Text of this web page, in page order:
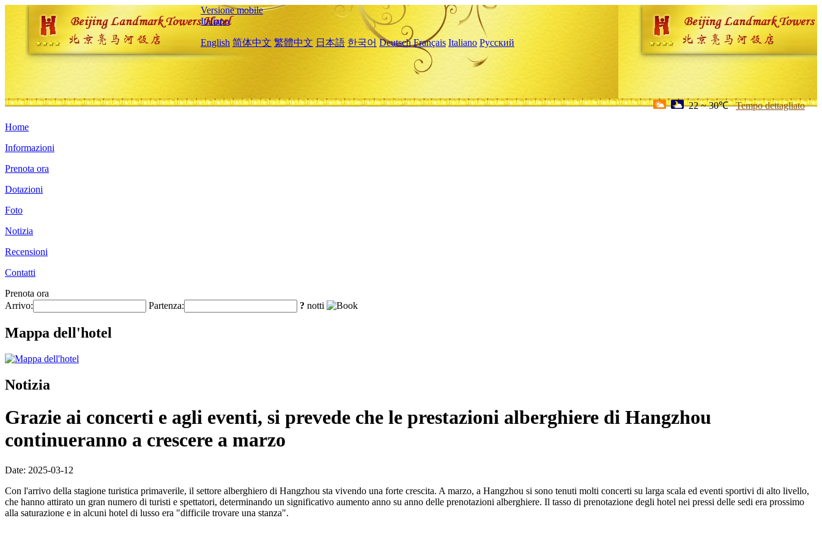
Versione mobile
Italiano
English 简体中文 繁體中文 日本語 한국어 Deutsch Français Italiano Русский
22 ~ 30℃ Tempo dettagliato
Home
Informazioni
Prenota ora
Dotazioni
Foto
Notizia
Recensioni
Contatti
Prenota ora
Arrivo:
Partenza: ? notti
Mappa dell'hotel
Notizia
Grazie ai concerti e agli eventi, si prevede che le prestazioni alberghiere di Hangzhou
continueranno a crescere a marzo
Date: 2025-03-12
Con l'arrivo della stagione turistica primaverile, il settore alberghiero di Hangzhou sta vivendo una forte crescita. A marzo, a Hangzhou si sono tenuti molti concerti su larga scala ed eventi sportivi di alto livello,
che hanno attirato un gran numero di turisti e spettatori, determinando un significativo aumento anno su anno delle prenotazioni alberghiere. Il tasso di prenotazione degli hotel nei pressi delle sedi era prossimo
alla saturazione e in alcuni hotel di lusso era "difficile trovare una stanza".